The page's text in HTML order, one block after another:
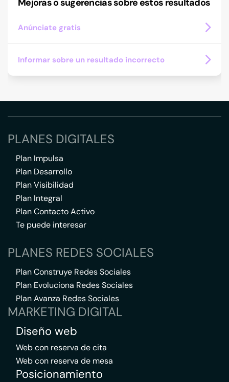
Mejoras o sugerencias sobre estos resultados
Anúnciate gratis
Informar sobre un resultado incorrecto
PLANES DIGITALES
Plan Impulsa
Plan Desarrollo
Plan Visibilidad
Plan Integral
Plan Contacto Activo
Te puede interesar
PLANES REDES SOCIALES
Plan Construye Redes Sociales
Plan Evoluciona Redes Sociales
Plan Avanza Redes Sociales
MARKETING DIGITAL
Diseño web
Web con reserva de cita
Web con reserva de mesa
Posicionamiento